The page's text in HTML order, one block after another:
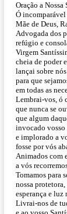
Oração a
Ó
Mãe de Deus,
Advogada dos
refúgio e
Virgem
cheia de poder
lançai sobre
para que
em todas as
Lembrai-vos, ó
que nunca se
que algum
invocado vosso
e implorado a
fosse por vós
Animados com
a vós
Tomamos para
nossa
esperança e luz
Livrai-nos de